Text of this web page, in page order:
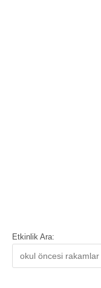
Etkinlik Ara: